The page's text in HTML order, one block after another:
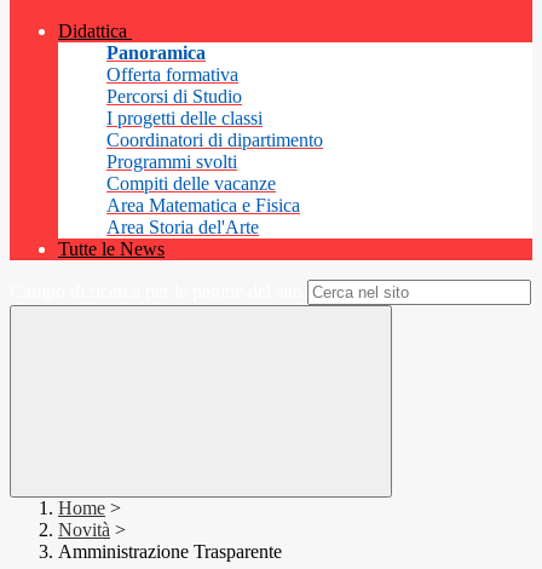
Didattica
Panoramica
Offerta formativa
Percorsi di Studio
I progetti delle classi
Coordinatori di dipartimento
Programmi svolti
Compiti delle vacanze
Area Matematica e Fisica
Area Storia del'Arte
Tutte le News
Home >
Novità >
Amministrazione Trasparente